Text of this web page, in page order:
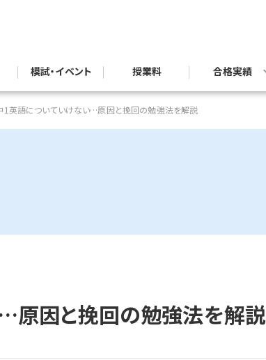
模試・イベント 授業料 合格実績
1英語についていけない…原因と挽回の勉強法を解説
原因と挽回の勉強法を解説